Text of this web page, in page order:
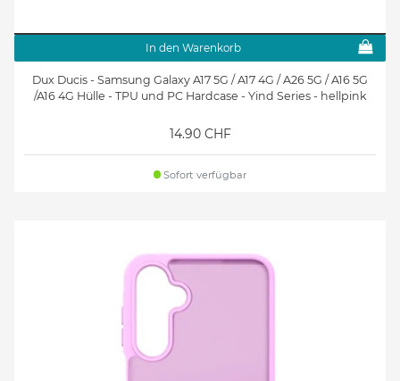
In den Warenkorb
Dux Ducis - Samsung Galaxy A17 5G / A17 4G / A26 5G / A16 5G
/A16 4G Hülle - TPU und PC Hardcase - Yind Series - hellpink
14.90 CHF
Sofort verfügbar